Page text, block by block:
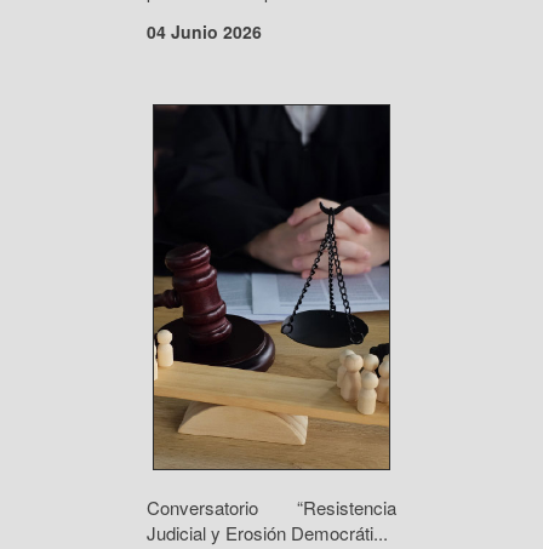
04 Junio 2026
Conversatorio “Resistencia
Judicial y Erosión Democráti...